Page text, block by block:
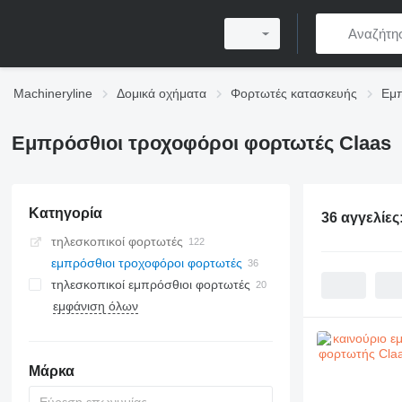
Machineryline Δομικά οχήματα Φορτωτές κατασκευής
Εμπρόσθιοι τροχοφόροι φορτωτές Claas
Κατηγορία
τηλεσκοπικοί φορτωτές
εμπρόσθιοι τροχοφόροι φορτωτές
τηλεσκοπικοί εμπρόσθιοι φορτωτές
εμφάνιση όλων
Μάρκα
36 αγγελίες: